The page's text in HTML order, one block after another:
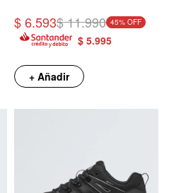
$6.593$11.990 45
$ 5.995
+ Añadir